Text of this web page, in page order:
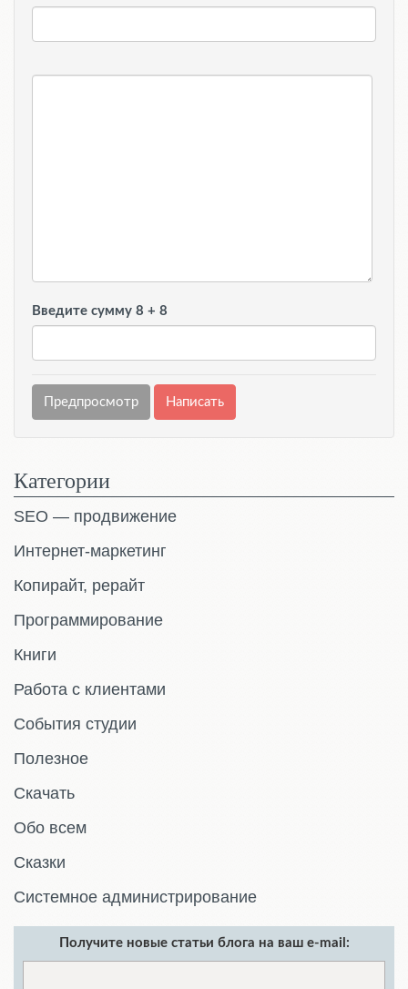
Введите сумму 8 + 8
Категории
SEO — продвижение
Интернет-маркетинг
Копирайт, рерайт
Программирование
Книги
Работа с клиентами
События студии
Полезное
Скачать
Обо всем
Сказки
Системное администрирование
Получите новые статьи блога на ваш e-mail: